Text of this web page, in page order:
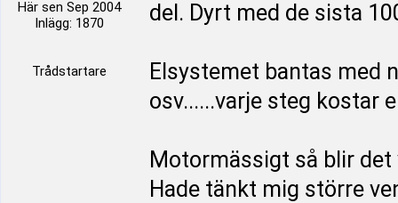
Här sen Sep 2004
Inlägg: 1870
Trådstartare
del. Dyrt med de sista
Elsystemet bantas med
osv......varje steg kostar
Motormässigt så blir
Hade tänkt mig större